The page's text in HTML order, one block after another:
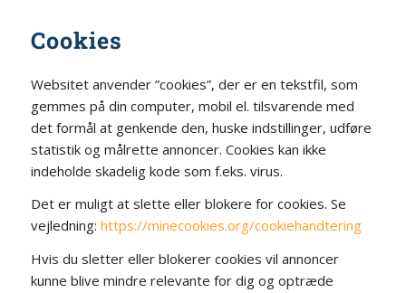
Cookies
Websitet anvender ”cookies”, der er en tekstfil, som
gemmes på din computer, mobil el. tilsvarende med
det formål at genkende den, huske indstillinger, udføre
statistik og målrette annoncer. Cookies kan ikke
indeholde skadelig kode som f.eks. virus.
Det er muligt at slette eller blokere for cookies. Se
vejledning: https://minecookies.org/cookiehandtering
Hvis du sletter eller blokerer cookies vil annoncer
kunne blive mindre relevante for dig og optræde